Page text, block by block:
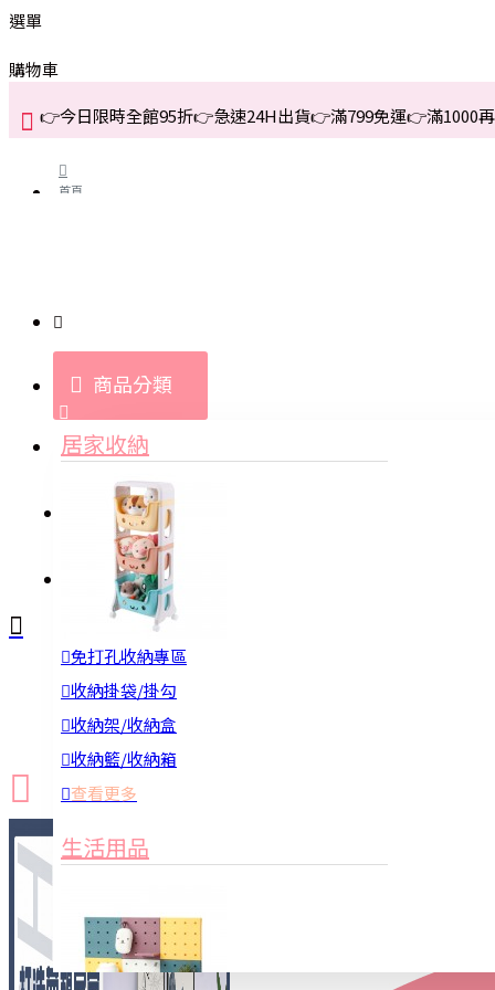
選單
購物車
👉今日限時全館95折👉急速24H出貨👉滿799免運👉滿1000
首頁
商品分類
居家收納
免打孔收納專區
收納掛袋/掛勾
收納架/收納盒
收納籃/收納箱
查看更多
生活用品
登入
新品上市